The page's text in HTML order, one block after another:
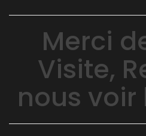
Merci
Visite,
nous